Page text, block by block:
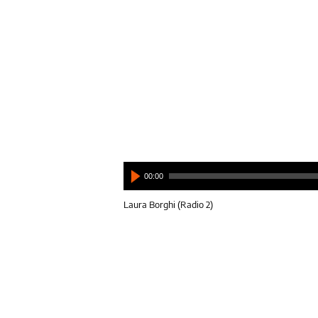
00:00
Laura Borghi (Radio 2)